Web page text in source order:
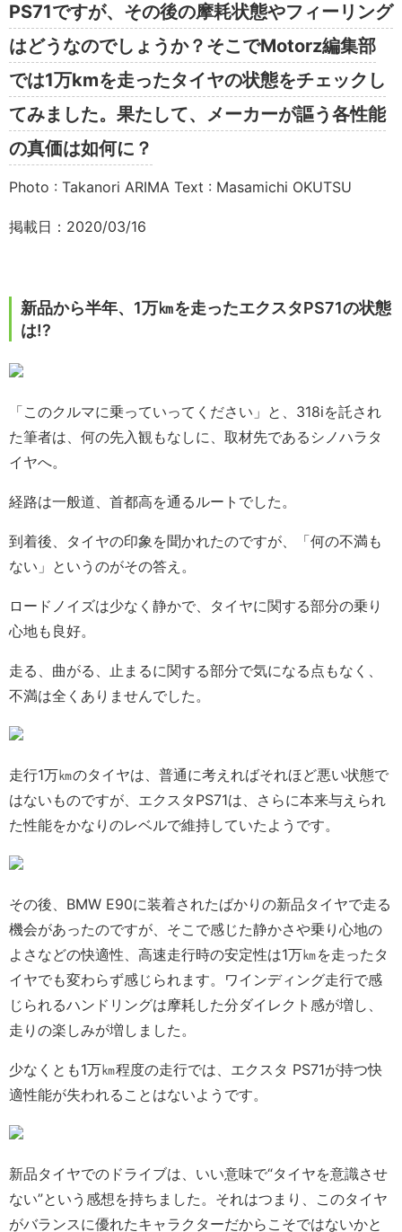
PS71ですが、その後の摩耗状態やフィーリング
はどうなのでしょうか？そこでMotorz編集部
では1万kmを走ったタイヤの状態をチェックし
てみました。果たして、メーカーが謳う各性能
の真価は如何に？
Photo : Takanori ARIMA Text : Masamichi OKUTSU
掲載日：2020/03/16
新品から半年、1万㎞を走ったエクスタPS71の状態
は!?
「このクルマに乗っていってください」と、318iを託され
た筆者は、何の先入観もなしに、取材先であるシノハラタ
イヤへ。
経路は一般道、首都高を通るルートでした。
到着後、タイヤの印象を聞かれたのですが、「何の不満も
ない」というのがその答え。
ロードノイズは少なく静かで、タイヤに関する部分の乗り
心地も良好。
走る、曲がる、止まるに関する部分で気になる点もなく、
不満は全くありませんでした。
走行1万㎞のタイヤは、普通に考えればそれほど悪い状態で
はないものですが、エクスタPS71は、さらに本来与えられ
た性能をかなりのレベルで維持していたようです。
その後、BMW E90に装着されたばかりの新品タイヤで走る
機会があったのですが、そこで感じた静かさや乗り心地の
よさなどの快適性、高速走行時の安定性は1万㎞を走ったタ
イヤでも変わらず感じられます。ワインディング走行で感
じられるハンドリングは摩耗した分ダイレクト感が増し、
走りの楽しみが増しました。
少なくとも1万㎞程度の走行では、エクスタ PS71が持つ快
適性能が失われることはないようです。
新品タイヤでのドライブは、いい意味で“タイヤを意識させ
ない”という感想を持ちました。それはつまり、このタイヤ
がバランスに優れたキャラクターだからこそではないかと